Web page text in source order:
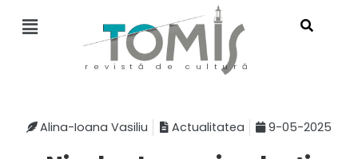
revistă de cultură
Alina-Ioana Vasiliu Actualitatea 9-05-2025